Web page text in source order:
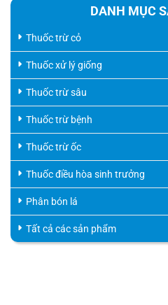
DANH MỤC
Thuốc trừ cỏ
Thuốc xử lý giống
Thuốc trừ sâu
Thuốc trừ bệnh
Thuốc trừ ốc
Thuốc điều hòa sinh trưởng
Phân bón lá
Tất cả các sản phẩm